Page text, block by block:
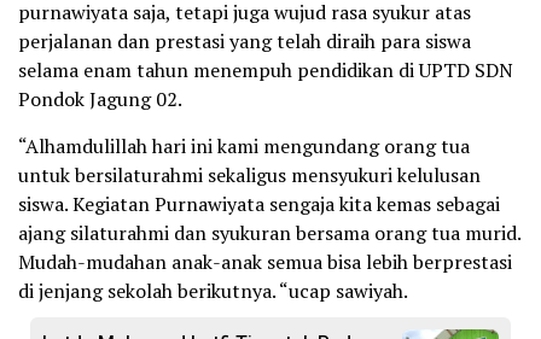
purnawiyata saja, tetapi juga wujud rasa syukur atas
perjalanan dan prestasi yang telah diraih para siswa
selama enam tahun menempuh pendidikan di UPTD SDN
Pondok Jagung 02.
“Alhamdulillah hari ini kami mengundang orang tua
untuk bersilaturahmi sekaligus mensyukuri kelulusan
siswa. Kegiatan Purnawiyata sengaja kita kemas sebagai
ajang silaturahmi dan syukuran bersama orang tua murid.
Mudah-mudahan anak-anak semua bisa lebih berprestasi
di jenjang sekolah berikutnya. “ucap sawiyah.